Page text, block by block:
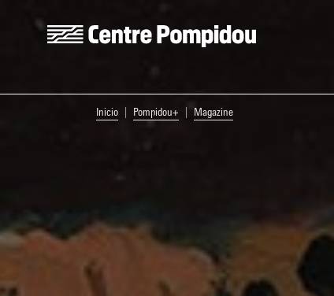
You are here:
Inicio Pompidou+ Magazine